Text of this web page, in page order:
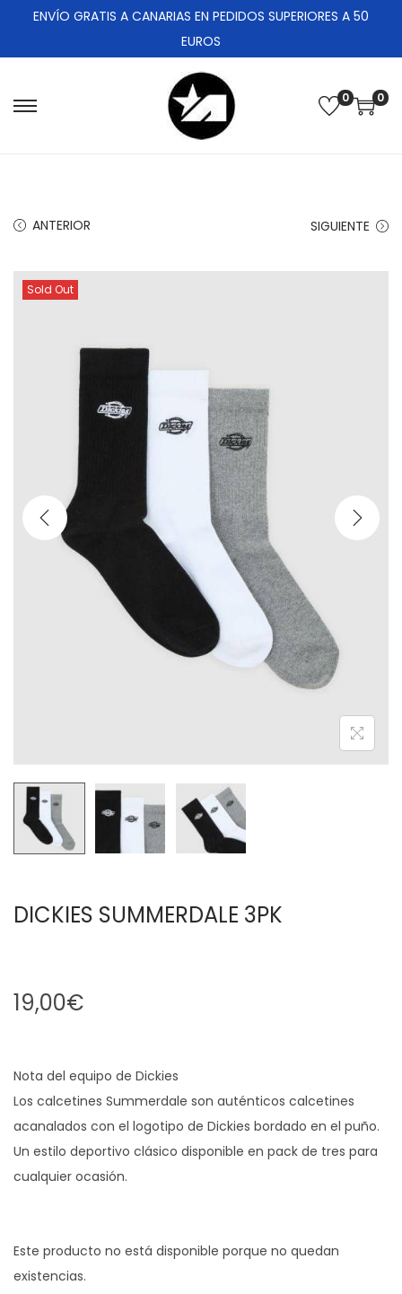
ENVÍO GRATIS A CANARIAS EN PEDIDOS SUPERIORES A 50
EUROS
0 0
ANTERIOR SIGUIENTE
Sold Out
DICKIES SUMMERDALE 3PK
19,00€
Nota del equipo de Dickies
Los calcetines Summerdale son auténticos calcetines
acanalados con el logotipo de Dickies bordado en el puño.
Un estilo deportivo clásico disponible en pack de tres para
cualquier ocasión.
Este producto no está disponible porque no quedan
existencias.